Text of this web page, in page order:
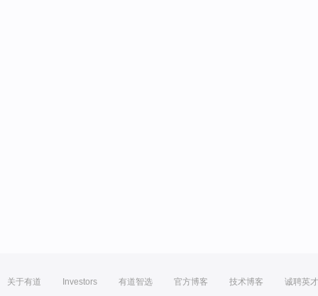
关于有道 Investors 有道智选 官方博客 技术博客 诚聘英才